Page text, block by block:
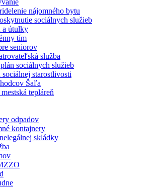
nájomného bytu
sociálnych služieb
a útulky
tím
seniorov
služba
sociálnych služieb
starostlivosti
Šaľa
tepláreň
odpadov
kontajnery
skládky